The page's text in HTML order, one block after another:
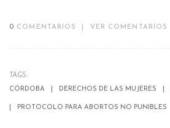
0 COMENTARIOS VER COMENTARIOS
TAGS:
CÓRDOBA
DERECHOS DE LAS MUJERES
PROTOCOLO PARA ABORTOS NO PUNIBLES